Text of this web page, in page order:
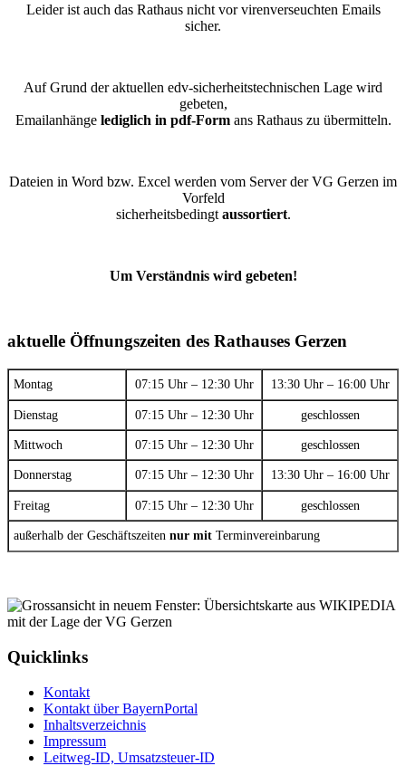
Leider ist auch das Rathaus nicht vor virenverseuchten Emails
sicher.
Auf Grund der aktuellen edv-sicherheitstechnischen Lage wird
gebeten,
Emailanhänge lediglich in pdf-Formans Rathaus zu übermitteln.
Dateien in Word bzw. Excel werden vom Server der VG Gerzen im
Vorfeld
sicherheitsbedingt aussortiert.
Um Verständnis wird gebeten!
aktuelle Öffnungszeiten des Rathauses Gerzen
Montag 07:15 Uhr – 12:30 Uhr 13:30 Uhr – 16:00 Uhr
Dienstag 07:15 Uhr – 12:30 Uhr geschlossen
Mittwoch 07:15 Uhr – 12:30 Uhr geschlossen
Donnerstag 07:15 Uhr – 12:30 Uhr 13:30 Uhr – 16:00 Uhr
Freitag 07:15 Uhr – 12:30 Uhr geschlossen
außerhalb der Geschäftszeiten nur mit Terminvereinbarung
Quicklinks
Kontakt
Kontakt über BayernPortal
Inhaltsverzeichnis
Impressum
Leitweg-ID, Umsatzsteuer-ID